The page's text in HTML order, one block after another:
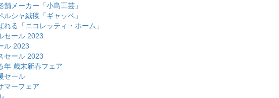
舗メーカー「小島工芸」
ルシャ絨毯「ギャッベ」
れる「ニコレッティ・ホーム」
セール 2023
ル 2023
セール 2023
年 歳末新春フェア
セール
マーフェア